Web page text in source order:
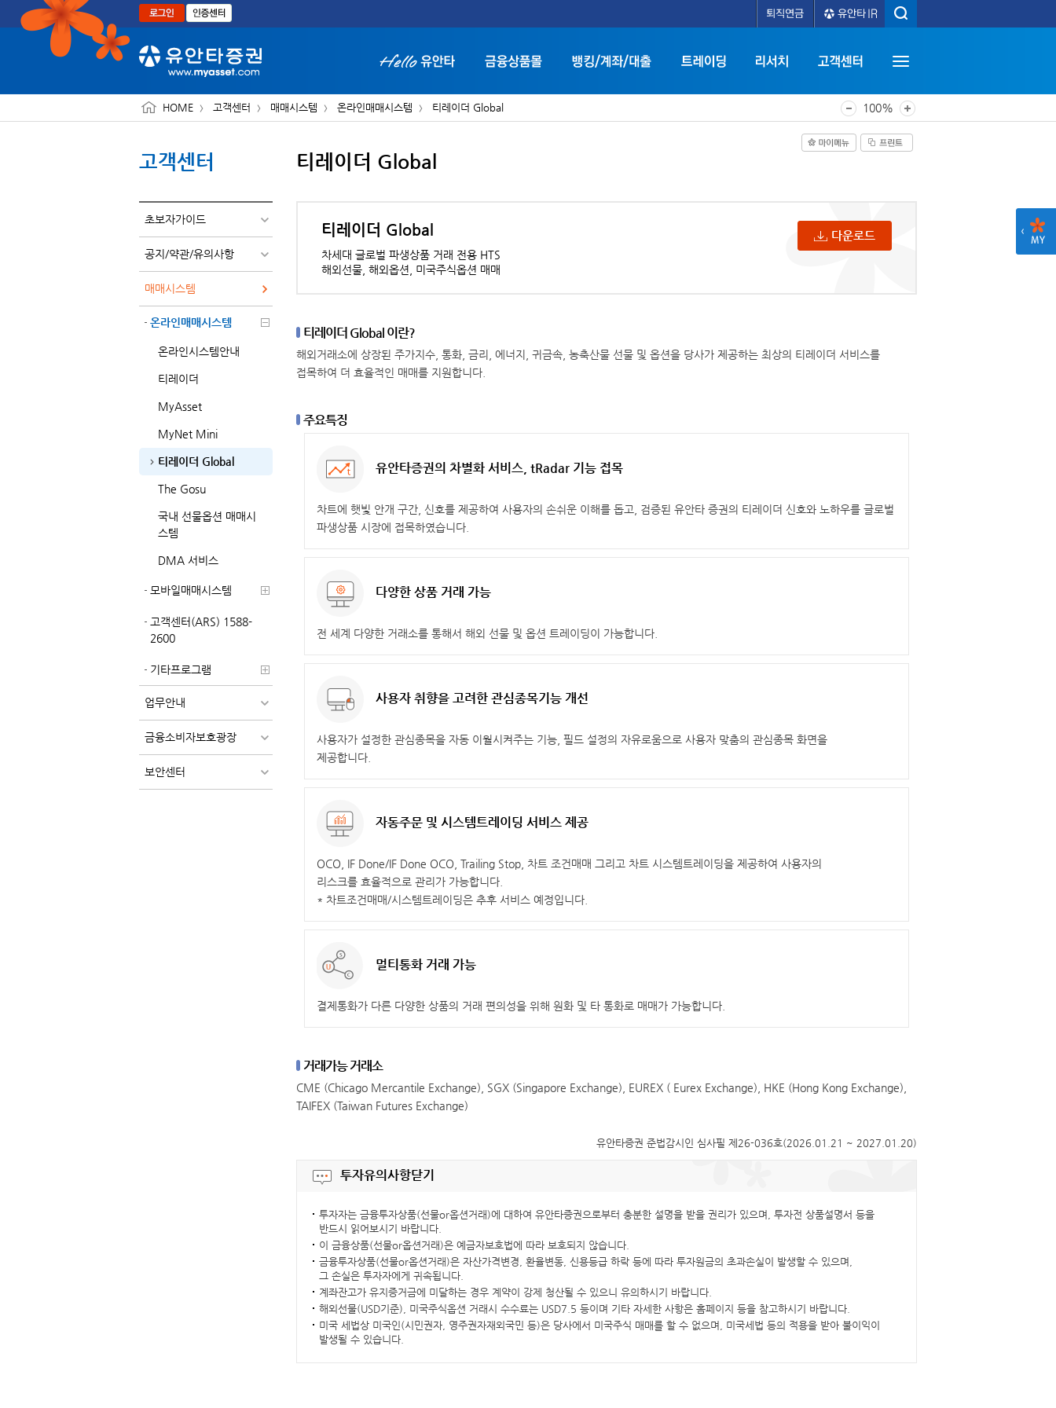
본문으로 바로가기
HOME 고객센터 매매시스템 온라인매매시스템 티레이더 Global 100%
고객센터
초보자가이드
공지/약관/유의사항
매매시스템
온라인매매시스템
온라인시스템안내
티레이더
MyAsset
MyNet Mini
티레이더 Global
The Gosu
국내 선물옵션 매매시
스템
DMA 서비스
모바일매매시스템
고객센터(ARS) 1588-
2600
기타프로그램
업무안내
금융소비자보호광장
보안센터
티레이더 Global
티레이더 Global 다운로드
차세대 글로벌 파생상품 거래 전용 HTS
해외선물, 해외옵션, 미국주식옵션 매매
티레이더 Global 이란?
해외거래소에 상장된 주가지수, 통화, 금리, 에너지, 귀금속, 농축산물 선물 및 옵션을 당사가 제공하는 최상의 티레이더 서비스를
접목하여 더 효율적인 매매를 지원합니다.
주요특징
유안타증권의 차별화 서비스, tRadar 기능 접목
차트에 햇빛 안개 구간, 신호를 제공하여 사용자의 손쉬운 이해를 돕고, 검증된 유안타 증권의 티레이더 신호와 노하우를 글로벌
파생상품 시장에 접목하였습니다.
다양한 상품 거래 가능
전 세계 다양한 거래소를 통해서 해외 선물 및 옵션 트레이딩이 가능합니다.
사용자 취향을 고려한 관심종목기능 개선
사용자가 설정한 관심종목을 자동 이월시켜주는 기능, 필드 설정의 자유로움으로 사용자 맞춤의 관심종목 화면을
제공합니다.
자동주문 및 시스템트레이딩 서비스 제공
OCO, IF Done/IF Done OCO, Trailing Stop, 차트 조건매매 그리고 차트 시스템트레이딩을 제공하여 사용자의
리스크를 효율적으로 관리가 가능합니다.
* 차트조건매매/시스템트레이딩은 추후 서비스 예정입니다.
멀티통화 거래 가능
결제통화가 다른 다양한 상품의 거래 편의성을 위해 원화 및 타 통화로 매매가 가능합니다.
거래가능 거래소
CME (Chicago Mercantile Exchange), SGX (Singapore Exchange), EUREX ( Eurex Exchange), HKE (Hong Kong Exchange),
TAIFEX (Taiwan Futures Exchange)
유안타증권 준법감시인 심사필 제26-036호(2026.01.21 ~ 2027.01.20)
투자유의사항닫기
투자자는 금융투자상품(선물or옵션거래)에 대하여 유안타증권으로부터 충분한 설명을 받을 권리가 있으며, 투자전 상품설명서 등을
반드시 읽어보시기 바랍니다.
이 금융상품(선물or옵션거래)은 예금자보호법에 따라 보호되지 않습니다.
금융투자상품(선물or옵션거래)은 자산가격변경, 환율변동, 신용등급 하락 등에 따라 투자원금의 초과손실이 발생할 수 있으며,
그 손실은 투자자에게 귀속됩니다.
계좌잔고가 유지증거금에 미달하는 경우 계약이 강제 청산될 수 있으니 유의하시기 바랍니다.
해외선물(USD기준), 미국주식옵션 거래시 수수료는 USD7.5 등이며 기타 자세한 사항은 홈페이지 등을 참고하시기 바랍니다.
미국 세법상 미국인(시민권자, 영주권자재외국민 등)은 당사에서 미국주식 매매를 할 수 없으며, 미국세법 등의 적용을 받아 불이익이
발생될 수 있습니다.